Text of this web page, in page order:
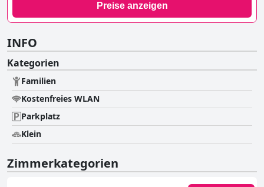
Preise anzeigen
INFO
Kategorien
Familien
Kostenfreies WLAN
Parkplatz
Klein
Zimmerkategorien